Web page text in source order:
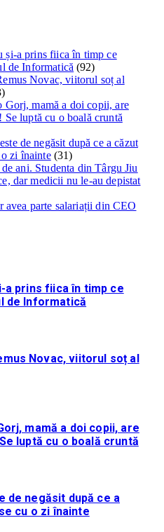
și-a prins fiica în timp ce
de Informatică (92)
Novac, viitorul soț al
Gorj, mamă a doi copii, are
Se luptă cu o boală cruntă
de negăsit după ce a căzut
o zi înainte (31)
ani. Studenta din Târgu Jiu
dar medicii nu le-au depistat
avea parte salariații din CEO
a prins fiica în timp ce
de Informatică
Novac, viitorul soț al
mamă a doi copii, are
luptă cu o boală cruntă
de negăsit după ce a
cu o zi înainte